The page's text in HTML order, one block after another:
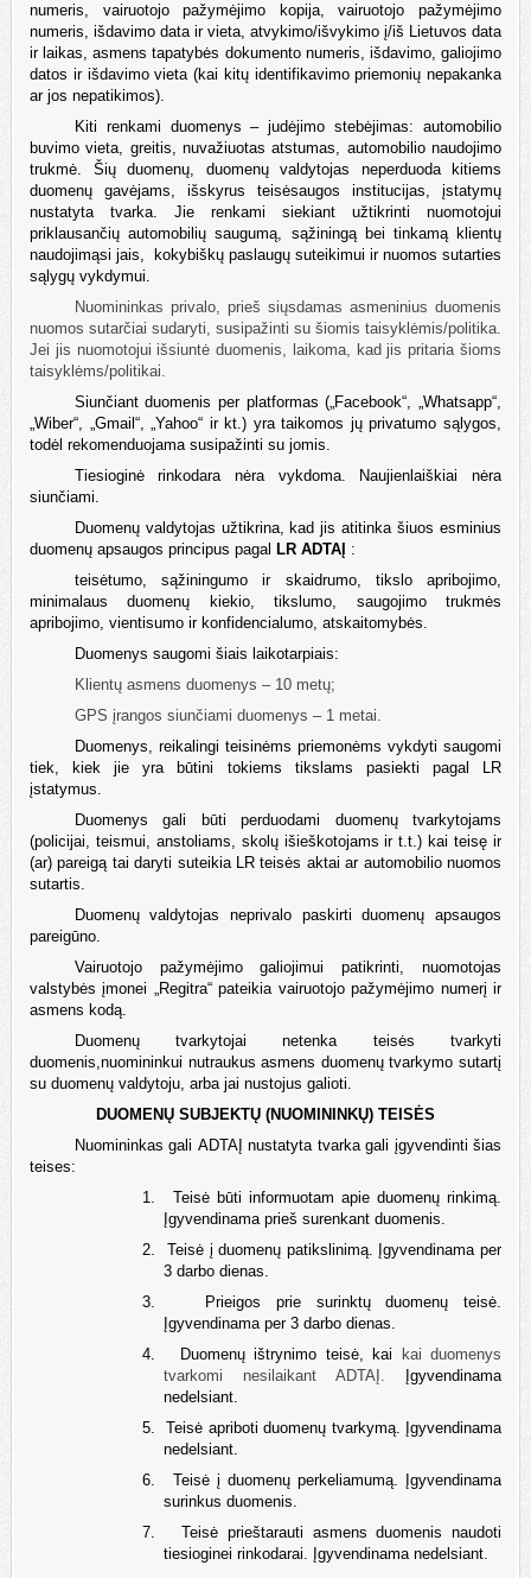
numeris, vairuotojo pažymėjimo kopija, vairuotojo pažymėjimo
numeris, išdavimo data ir vieta, atvykimo/išvykimo į/iš Lietuvos data
ir laikas, asmens tapatybės dokumento numeris, išdavimo, galiojimo
datos ir išdavimo vieta (kai kitų identifikavimo priemonių nepakanka
ar jos nepatikimos).
Kiti renkami duomenys – judėjimo stebėjimas: automobilio
buvimo vieta, greitis, nuvažiuotas atstumas, automobilio naudojimo
trukmė. Šių duomenų, duomenų valdytojas neperduoda kitiems
duomenų gavėjams, išskyrus teisėsaugos institucijas, įstatymų
nustatyta tvarka. Jie renkami siekiant užtikrinti nuomotojui
priklausančių automobilių saugumą, sąžiningą bei tinkamą klientų
naudojimąsi jais,
kokybiškų paslaugų suteikimui ir nuomos sutarties
sąlygų vykdymui.
Nuomininkas privalo, prieš siųsdamas asmeninius duomenis
nuomos sutarčiai sudaryti, susipažinti su šiomis taisyklėmis/politika.
Jei jis nuomotojui išsiuntė duomenis, laikoma, kad jis pritaria šioms
taisyklėms/politikai.
Siunčiant duomenis per platformas („Facebook“, „Whatsapp“,
„Wiber“, „Gmail“, „Yahoo“ ir kt.) yra taikomos jų privatumo sąlygos,
todėl rekomenduojama susipažinti su jomis.
Tiesioginė rinkodara nėra vykdoma. Naujienlaiškiai nėra
siunčiami.
Duomenų valdytojas užtikrina, kad jis atitinka šiuos esminius
duomenų apsaugos principus pagal LR ADTAĮ :
teisėtumo, sąžiningumo ir skaidrumo, tikslo apribojimo,
minimalaus duomenų kiekio, tikslumo, saugojimo trukmės
apribojimo, vientisumo ir konfidencialumo, atskaitomybės.
Duomenys saugomi šiais laikotarpiais:
Klientų asmens duomenys – 10 metų;
GPS įrangos siunčiami duomenys – 1metai.
Duomenys, reikalingi teisinėms priemonėms vykdyti saugomi
tiek, kiek jie yra būtini tokiems tikslams pasiekti pagal LR
įstatymus.
Duomenys gali būti perduodami duomenų tvarkytojams
(policijai, teismui, anstoliams, skolų išieškotojams ir t.t.) kai teisę ir
(ar) pareigą tai daryti suteikia LR teisės aktai ar automobilio nuomos
sutartis.
Duomenų valdytojas neprivalo paskirti duomenų apsaugos
pareigūno.
Vairuotojo pažymėjimo galiojimui patikrinti, nuomotojas
valstybės įmonei „Regitra“ pateikia vairuotojo pažymėjimo numerį ir
asmens kodą.
Duomenų tvarkytojai netenka teisės tvarkyti
duomenis,nuomininkui nutraukus asmens duomenų tvarkymo sutartį
su duomenų valdytoju, arba jai nustojus galioti.
DUOMENŲ SUBJEKTŲ (NUOMININKŲ) TEISĖS
Nuomininkas gali ADTAĮ nustatyta tvarka gali įgyvendinti šias
teises:
1.
Teisė būti informuotam apie duomenų rinkimą.
Įgyvendinama prieš surenkant duomenis.
2.
Teisė į duomenų patikslinimą. Įgyvendinama per
3 darbo dienas.
3.
Prieigos prie surinktų duomenų teisė.
Įgyvendinama per3 darbo dienas.
4.
Duomenų ištrynimo teisė, kai
kai duomenys
tvarkomi nesilaikant ADTAĮ.
Įgyvendinama
nedelsiant.
5.
Teisė apriboti duomenų tvarkymą. Įgyvendinama
nedelsiant.
6.
Teisė į duomenų perkeliamumą. Įgyvendinama
surinkus duomenis.
7.
Teisė prieštarauti asmens duomenis naudoti
tiesioginei rinkodarai. Įgyvendinama nedelsiant.